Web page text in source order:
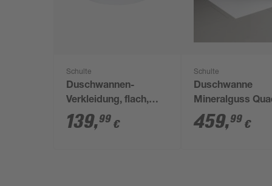
Schulte
Duschwannen-
Verkleidung, flach,
rund, 80 x 80 x 18,5
cm
139,99 €
Schulte
Duschwanne
Mineralguss
weiß 100 x 100
459,99 €